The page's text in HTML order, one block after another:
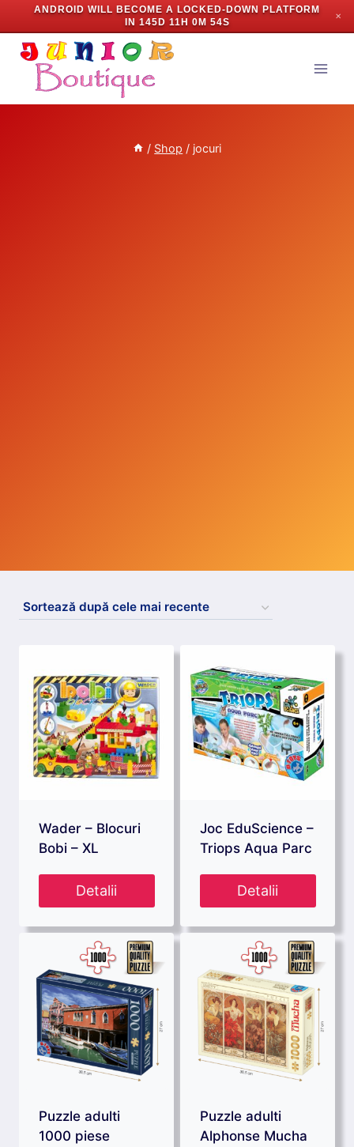
ANDROID WILL BECOME A LOCKED-DOWN PLATFORM
IN 145D 11H 0M 53S
✕
Skip
content
/ Shop / jocuri
Wader – Blocuri
Bobi – XL
Detalii
Joc EduScience –
Triops Aqua Parc
Detalii
Puzzle adulti
1000 piese
Puzzle adulti
Alphonse Mucha